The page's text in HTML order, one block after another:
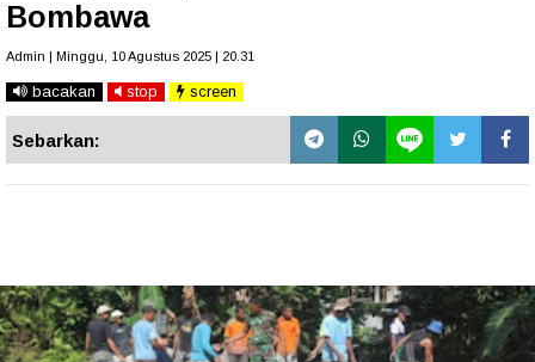
Bombawa
Admin | Minggu, 10 Agustus 2025 | 20.31
bacakan stop screen
Sebarkan: